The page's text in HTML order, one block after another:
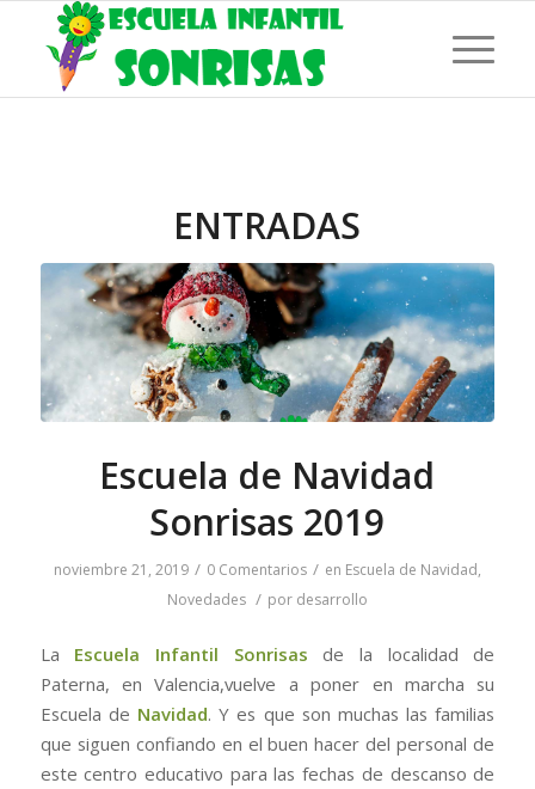
ENTRADAS
Escuela de Navidad
Sonrisas 2019
noviembre 21, 2019 / 0 Comentarios / en Escuela de Navidad,
Novedades / por desarrollo
La Escuela Infantil Sonrisas de la localidad de
Paterna, en Valencia,vuelve a poner en marcha su
Escuela de Navidad. Y es que son muchas las familias
que siguen confiando en el buen hacer del personal de
este centro educativo para las fechas de descanso de